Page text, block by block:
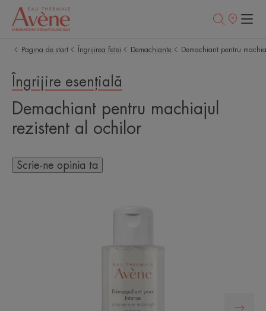
Retailerii
Pagina de start Îngrijirea feței Demachiante Demachiant pentru
Îngrijire esențială
Demachiant pentru machiajul
rezistent al ochilor
Scrie-ne opinia ta